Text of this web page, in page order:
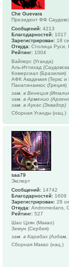
Che Guevara
Президент ФФ
Сообщений: 4213
Благодарностей: 1017
Зарегистрирован: 18
Откуда: Столица Руси,
Рейтинг: 1004
Вайперс (Уганда)
Аль-Иттихад
Комерсиал (Бразилия)
АФК Академия (Теркс и
Панатинаикос (Греция)
зам. в Венеция
зам. в Арменио
зам. в Аукас (Эквадор)
Сборная Уганды (нац.)
saa79
Эксперт
Сообщений: 14742
Благодарностей: 1609
Зарегистрирован: 28
Откуда: Andromedans,
Рейтинг: 527
Шао Цзян (Макао)
Земун (Сербия)
зам. в Карабах
Сборная Макао (нац.)